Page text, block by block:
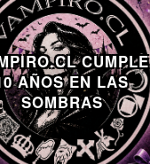
CUMPLE
AÑOS EN LAS
SOMBRAS